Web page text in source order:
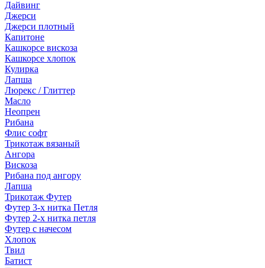
Дайвинг
Джерси
Джерси плотный
Капитоне
Кашкорсе вискоза
Кашкорсе хлопок
Кулирка
Лапша
Люрекс / Глиттер
Масло
Неопрен
Рибана
Флис софт
Трикотаж вязаный
Ангора
Вискоза
Рибана под ангору
Лапша
Трикотаж Футер
Футер 3-х нитка Петля
Футер 2-х нитка петля
Футер с начесом
Хлопок
Твил
Батист